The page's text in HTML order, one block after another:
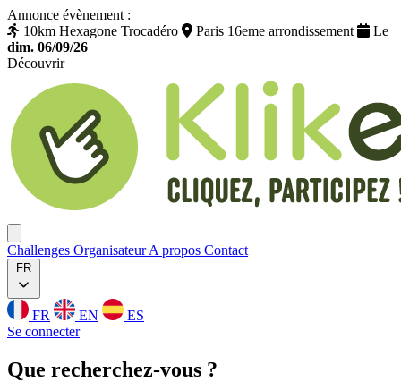
Annonce évènement :
10km Hexagone Trocadéro
Paris 16eme arrondissement
Le
dim. 06/09/26
Découvrir
Challenges OrganisateurA propos Contact
FR
FR EN
ES
Se connecter
Que recherchez-vous ?